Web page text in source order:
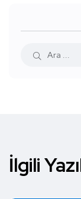
İlgili